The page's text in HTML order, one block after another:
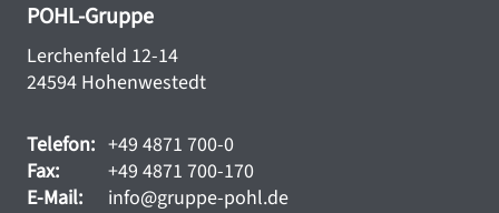
POHL-Gruppe
Lerchenfeld 12-14
24594 Hohenwestedt
Telefon: +49 4871 700-0
Fax:
+49 4871 700-170
E-Mail:
info@gruppe-pohl.de